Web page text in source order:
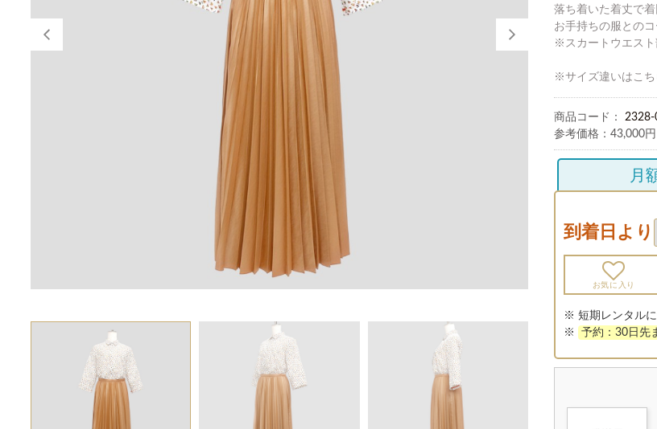
落ち着いた着丈で
お手持ちの服との
※スカートウエスト
※サイズ違いはこち
商品コード： 2328-
参考価格： 43,000円
月
到着日より
お気に入り
※ 短期レンタルに
※
予約：30日先